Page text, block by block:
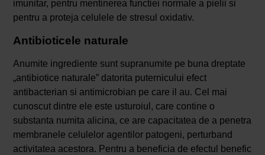
imunitar, pentru mentinerea functiei normale a pielii si
pentru a proteja celulele de stresul oxidativ.
Antibioticele naturale
Anumite ingrediente sunt supranumite pe buna dreptate
„antibiotice naturale” datorita puternicului efect
antibacterian si antimicrobian pe care il au. Cel mai
cunoscut dintre ele este usturoiul, care contine o
substanta numita alicina, ce are capacitatea de a penetra
membranele celulelor agentilor patogeni, perturband
activitatea acestora. Pentru a beneficia de efectul benefic